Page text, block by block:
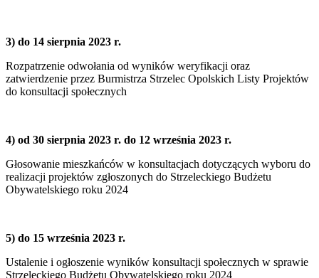
3) do 14 sierpnia 2023 r.
Rozpatrzenie odwołania od wyników weryfikacji oraz
zatwierdzenie przez Burmistrza Strzelec Opolskich Listy Projektów
do konsultacji społecznych
4) od 30 sierpnia 2023 r. do 12 września 2023 r.
Głosowanie mieszkańców w konsultacjach dotyczących wyboru do
realizacji projektów zgłoszonych do Strzeleckiego Budżetu
Obywatelskiego roku 2024
5) do 15 września 2023 r.
Ustalenie i ogłoszenie wyników konsultacji społecznych w sprawie
Strzeleckiego Budżetu Obywatelskiego roku 2024